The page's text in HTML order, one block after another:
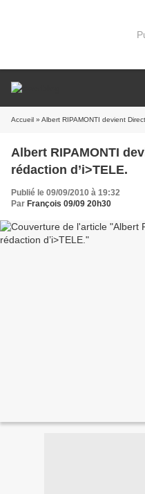
Accueil » Albert RIPAMONTI devient
Albert RIPAMONTI
rédaction d’i>TELE.
Publié le 09/09/2010 à 19:32
Par François 09/09 20h30